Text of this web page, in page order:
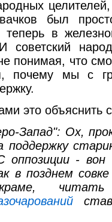
был
теперь в
советский
понимая, что
почему мы с
это объяснить
Запад": Ох,
поддержку
оппозиции -
в позднем
читать